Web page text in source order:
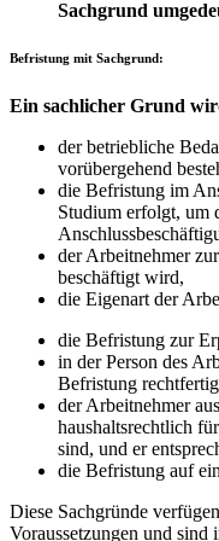
Sachgrund
Befristung mit Sachgrund:
Ein sachlicher Grund
der betriebliche
vorübergehend
die Befristung im
Studium erfolgt, um
der Arbeitnehmer
beschäftigt wird,
die Eigenart der
die Befristung zur
in der Person des
Befristung
der Arbeitnehmer
haushaltsrechtlich
sind, und er
die Befristung auf
Diese Sachgründe
Voraussetzungen und sind